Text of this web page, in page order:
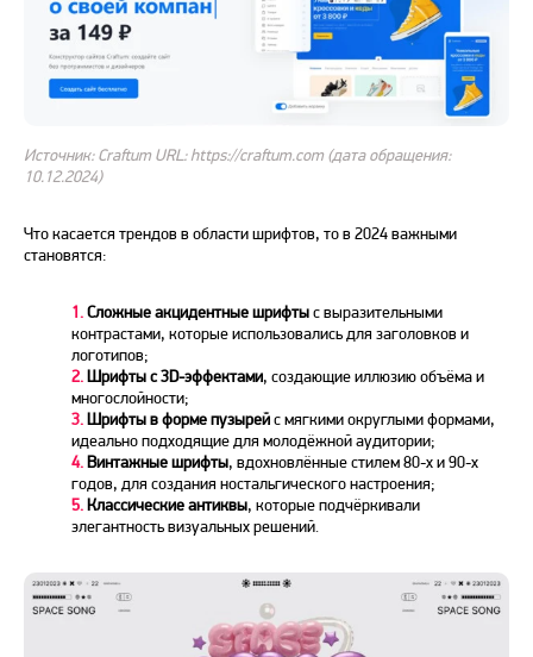
Источник: Craftum URL: https://craftum.com (дата обращения:
10.12.2024)
Что касается трендов в области шрифтов, то в 2024важными
становятся:
1.Сложные акцидентные шрифтыс выразительными
контрастами, которые использовались для заголовков и
логотипов;
2.Шрифты с 3D-эффектами, создающие иллюзию объёма и
многослойности;
3.Шрифты в форме пузырейс мягкими округлыми формами,
идеально подходящие для молодёжной аудитории;
4. Винтажные шрифты, вдохновлённые стилем 80-х и 90-х
годов, для создания ностальгического настроения;
5. Классические антиквы, которые подчёркивали
элегантность визуальных решений.